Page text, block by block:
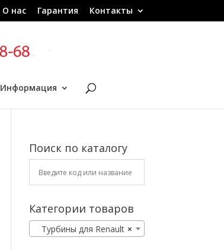
О нас Гарантия Контакты
Информация
Поиск по каталогу
Категории товаров
×
Турбины для Renault